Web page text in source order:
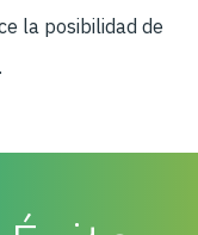
la posibilidad de